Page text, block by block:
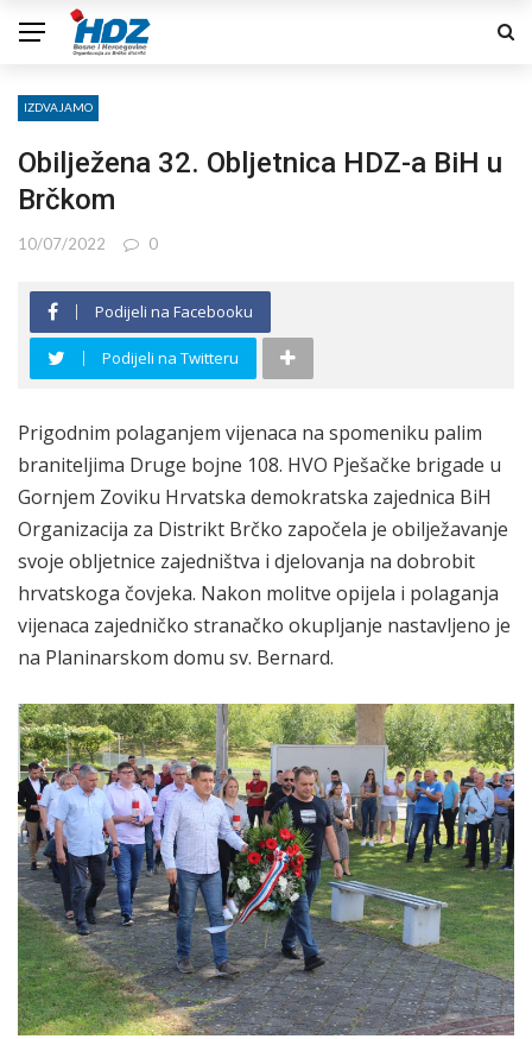
IZDVAJAMO
Obilježena 32. Obljetnica HDZ-a BiH u
Brčkom
10/07/2022 0
Podijeli na Facebooku
Podijeli na Twitteru
Prigodnim polaganjem vijenaca na spomeniku palim
braniteljima Druge bojne 108. HVO Pješačke brigade u
Gornjem Zoviku Hrvatska demokratska zajednica BiH
Organizacija za Distrikt Brčko započela je obilježavanje
svoje obljetnice zajedništva i djelovanja na dobrobit
hrvatskoga čovjeka. Nakon molitve opijela i polaganja
vijenaca zajedničko stranačko okupljanje nastavljeno je
na Planinarskom domu sv. Bernard.